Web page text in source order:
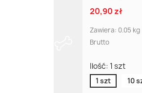
20,90 zł
Zawiera: 0.05 kg
Brutto
Ilość: 1 szt
1 szt 10